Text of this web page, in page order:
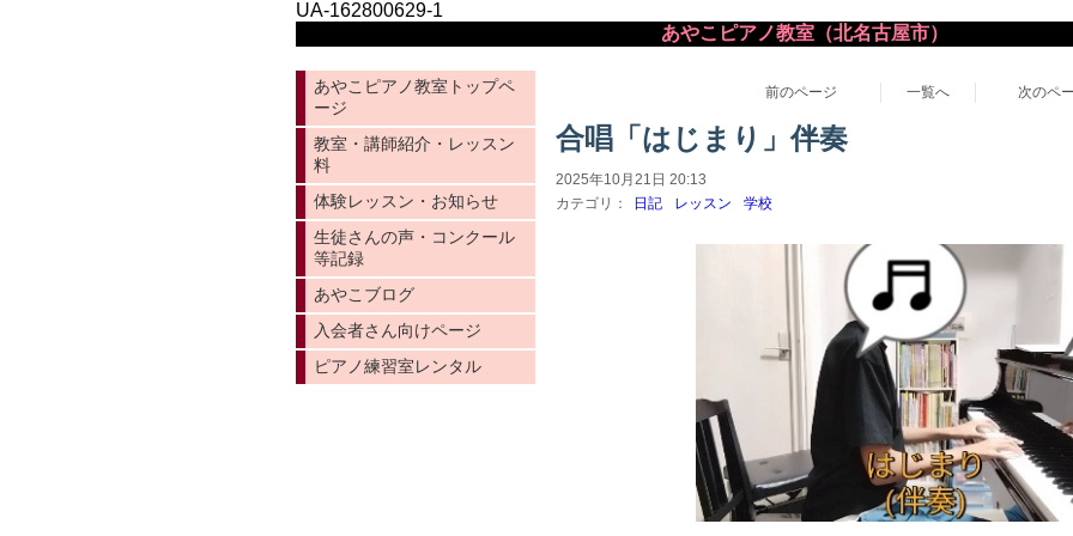
UA-162800629-1
あやこピアノ教室（北名古屋市）
前のページ 一覧へ 次のペ
合唱「はじまり」伴奏
2025年10月21日 20:13
カテゴリ：
日記 レッスン 学校
あやこピアノ教室トップペ
ージ
教室・講師紹介・レッスン
料
体験レッスン・お知らせ
生徒さんの声・コンクール
等記録
あやこブログ
入会者さん向けページ
ピアノ練習室レンタル